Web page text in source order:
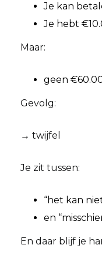
Je kan
Je hebt
Maar:
geen
Gevolg:
→ twijfel
Je zit tussen:
“het kan
en
En daar blijf je